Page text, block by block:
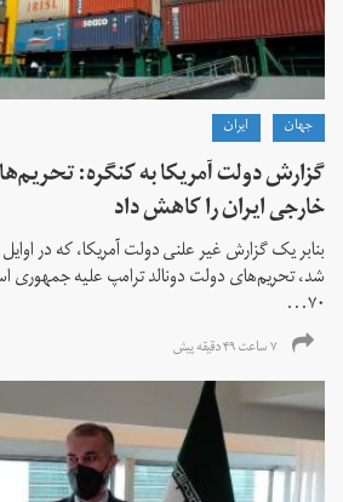
جهان ايران
خارجی ایران را کاهش داد
بنابر یک گزارش غیر علنی دولت آمریکا، که در اوایل
۷۰...
۷ ساعت ۴۹ دقیقه پیش